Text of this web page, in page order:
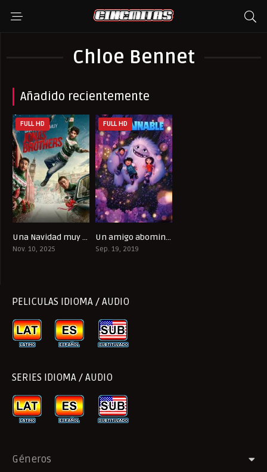
Chloe Bennet
Añadido recientemente
0
FULL HD
Una Navidad muy Jonas Brothers
Nov. 10, 2025
7
FULL HD
Un amigo abominable
Sep. 19, 2019
PELICULAS IDIOMA / AUDIO
SERIES IDIOMA / AUDIO
Géneros